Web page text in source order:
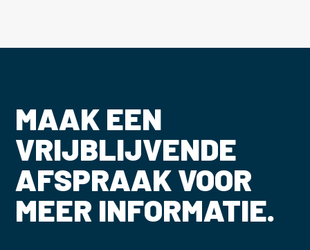
MAAK EEN
VRIJBLIJVENDE
AFSPRAAK VOOR
MEER INFORMATIE.